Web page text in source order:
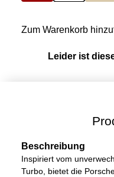
Zum Warenkorb
Leider ist
Beschreibung
Inspiriert vom
Turbo, bietet die